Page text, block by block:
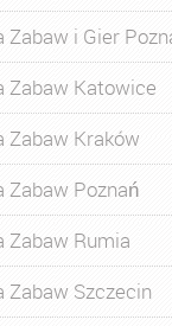
i Gier
Zabaw Katowice
Zabaw Kraków
Zabaw Poznań
Zabaw Rumia
Zabaw Szczecin